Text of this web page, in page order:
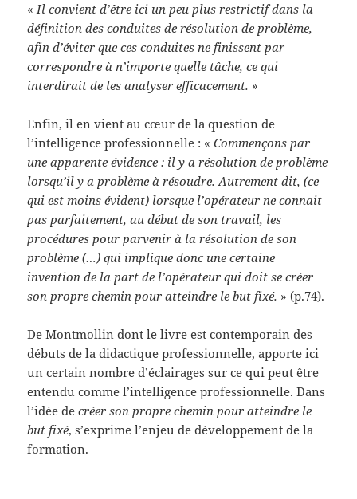
«Il convient d’être ici un peu plus restrictif dans la
définition des conduites de résolution de problème,
afin d’éviter que ces conduites ne finissent par
correspondre à n’importe quelle tâche, ce qui
interdirait de les analyser efficacement. »
Enfin, il en vient au cœur de la question de
l’intelligence professionnelle : «Commençons par
une apparente évidence : il y a résolution de problème
lorsqu’il y a problème à résoudre. Autrement dit, (ce
qui est moins évident) lorsque l’opérateur ne connait
pas parfaitement, au début de son travail, les
procédures pour parvenir à la résolution de son
problème (…) qui implique donc une certaine
invention de la part de l’opérateur qui doit se créer
son propre chemin pour atteindre le but fixé. » (p.74).
De Montmollin dont le livre est contemporain des
débuts de la didactique professionnelle, apporte ici
un certain nombre d’éclairages sur ce qui peut être
entendu comme l’intelligence professionnelle. Dans
l’idée decréer son propre chemin pour atteindre le
but fixé, s’exprime l’enjeu de développement de la
formation.